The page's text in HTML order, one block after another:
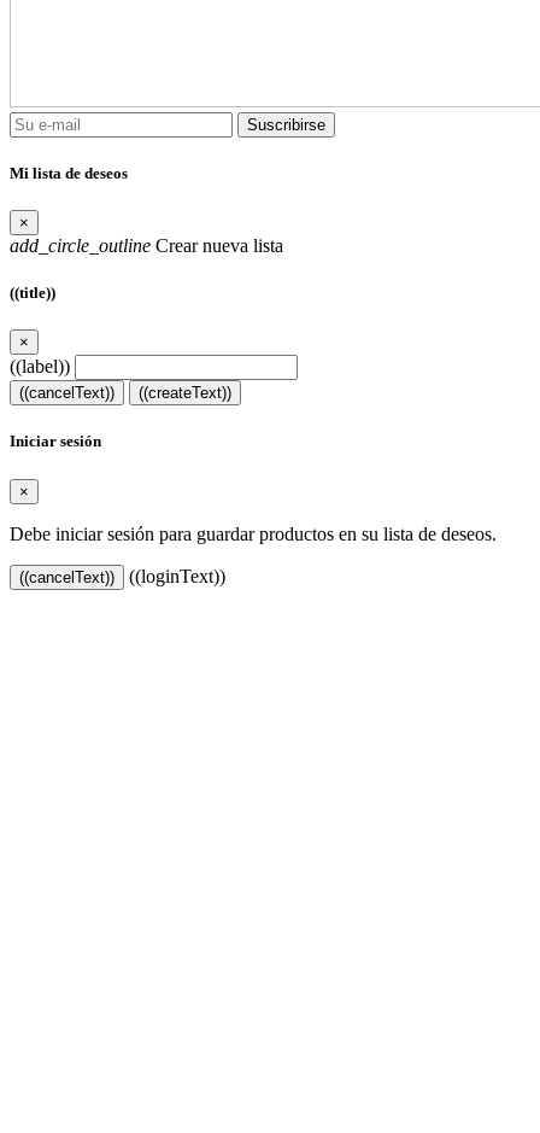
Suscribirse
Mi lista de deseos
×
add_circle_outline Crear nueva lista
((title))
×
((label))
((cancelText)) ((createText))
Iniciar sesión
×
Debe iniciar sesión para guardar productos en su lista de deseos.
((cancelText)) ((loginText))